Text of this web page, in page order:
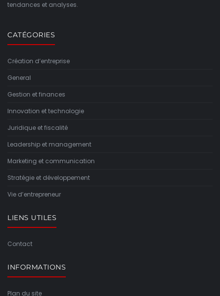
tendances et analyses.
CATÉGORIES
Création d’entreprise
General
Gestion et finances
Innovation et technologie
Juridique et fiscalité
Leadership et management
Marketing et communication
Stratégie et développement
Vie d’entrepreneur
LIENS UTILES
Contact
INFORMATIONS
Plan du site